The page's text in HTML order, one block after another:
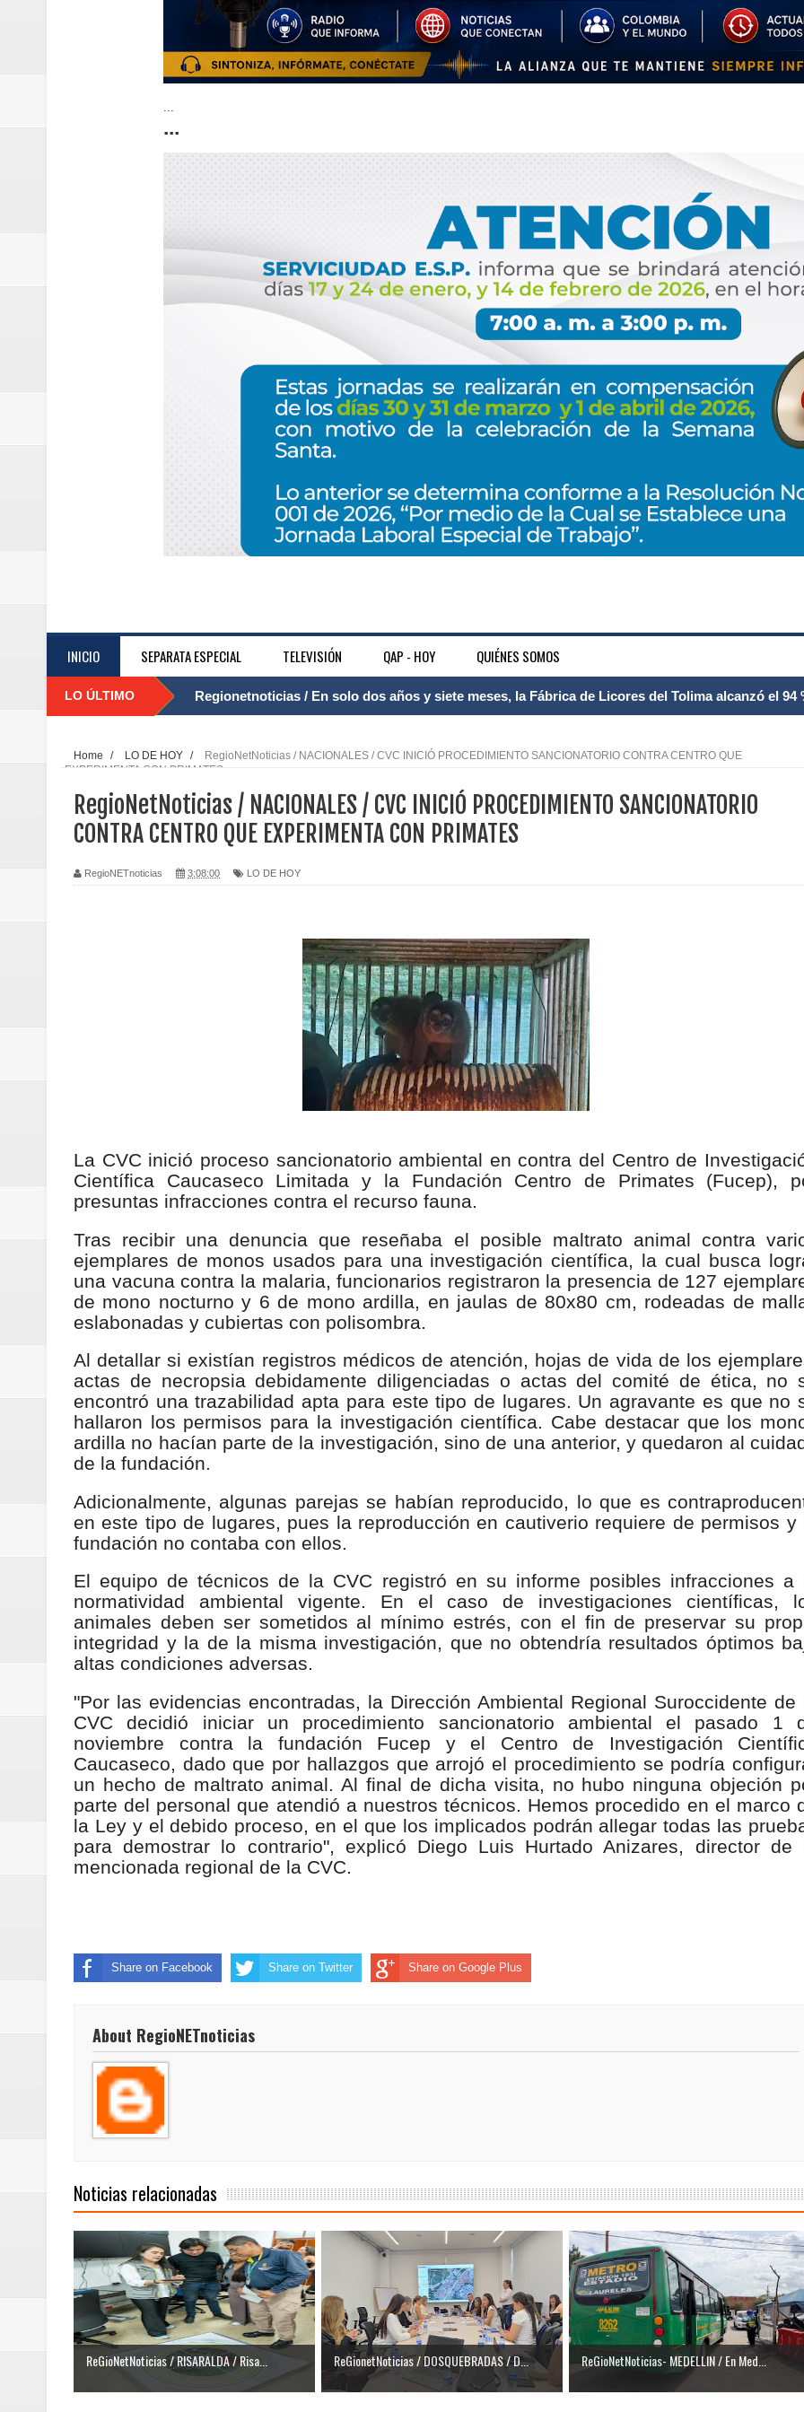
...
...
INICIO SEPARATA ESPECIAL TELEVISIÓN QAP - HOY QUIÉNES SOMOS
LO ÚLTIMO Regionetnoticias / El Aeropuerto Internacional Matecaña fortalece su conectividad con una
Regionetnoticias / Caldas fortalece el Mecanismo Articulador Departamental para el abordaje de
posesión presidencial
Regionetnoticias / La Alcaldía de Pereira continúa renovando espacios comunitarios que llevaban
Regionetnoticias / Agua potable transforma la vida de 68 estudiantes rurales en Filadelfia gracias
Regionetnoticias / Población vulnerable en Tuluá tendrá comedor comunitario gracias al
Vallecaucana
Regionetnoticias / Alcaldía de Cartagena avanza en trabajos contra las inundaciones con
calle San Juan de Dios del Centro Histórico
Regionetnoticias / Estas son las millonarias inversiones del Gobierno Matiz en el municipio de
Regionetnoticias / Gobernación de Caldas hace seguimiento al avance de la construcción de 400
ecoeficientes en Marquetalia
Regionetnoticias / Despliegue de seguridad sin precedentes: El Valle y la nación refuerzan
terrestre para la posesión presidencial
Regionetnoticias / Las ayudas técnicas aportaron dignidad a las personas con discapacidad de
ReGioNetNoticias / RISARALDA / Risaralda fortalece la preparación de sus municipios frente al
ReGionetNoticias / DOSQUEBRADAS / Dosquebradas fortalece la respuesta frente a tres Alertas
acciones que impactan a más de 20.000 personas
ReGioNetNoticias- MEDELLIN / En Medellín fue inmovilizado un bus que estaba siendo lavado
excedió límites de emisión de gases contaminantes
ReGioNetNoticias / Altas temperaturas ponen en máxima alerta al Tolima
ReGionetNoticias / REPORTE ALEXANDER MENDEZ ( MIAMI ) Cali se blinda con amplio
Regionetnoticias / En solo dos años y siete meses, la Fábrica de Licores del Tolima alcanzó el 94
Home / LO DE HOY /
RegioNetNoticias / NACIONALES / CVC INICIÓ PROCEDIMIENTO SANCIONATORIO CONTRA CENTRO QUE
EXPERIMENTA CON PRIMATES
RegioNetNoticias / NACIONALES / CVC INICIÓ PROCEDIMIENTO SANCIONATORIO
CONTRA CENTRO QUE EXPERIMENTA CON PRIMATES
RegioNETnoticias 3:08:00 LO DE HOY
La CVC inició proceso sancionatorio ambiental en contra del Centro de
Científica Caucaseco Limitada y la Fundación Centro de Primates (Fucep),
presuntas infracciones contra el recurso fauna.
Tras recibir una denuncia que reseñaba el posible maltrato animal contra
ejemplares de monos usados para una investigación científica, la cual busca
una vacuna contra la malaria, funcionarios registraron la presencia de 127
de mono nocturno y 6 de mono ardilla, en jaulas de 80x80 cm, rodeadas de
eslabonadas y cubiertas con polisombra.
Al detallar si existían registros médicos de atención, hojas de vida de los
actas de necropsia debidamente diligenciadas o actas del comité de ética, no
encontró una trazabilidad apta para este tipo de lugares. Un agravante es que no
hallaron los permisos para la investigación científica. Cabe destacar que los
ardilla no hacían parte de la investigación, sino de una anterior, y quedaron al
de la fundación.
Adicionalmente, algunas parejas se habían reproducido, lo que es
en este tipo de lugares, pues la reproducción en cautiverio requiere de permisos y
fundación no contaba con ellos.
El equipo de técnicos de la CVC registró en su informe posibles infracciones a
normatividad ambiental vigente. En el caso de investigaciones científicas,
animales deben ser sometidos al mínimo estrés, con el fin de preservar su
integridad y la de la misma investigación, que no obtendría resultados óptimos
altas condiciones adversas.
"Por las evidencias encontradas, la Dirección Ambiental Regional Suroccidente de
CVC decidió iniciar un procedimiento sancionatorio ambiental el pasado 1
noviembre contra la fundación Fucep y el Centro de Investigación
Caucaseco, dado que por hallazgos que arrojó el procedimiento se podría
un hecho de maltrato animal. Al final de dicha visita, no hubo ninguna objeción
parte del personal que atendió a nuestros técnicos. Hemos procedido en el marco
la Ley y el debido proceso, en el que los implicados podrán allegar todas las
para demostrar lo contrario", explicó Diego Luis Hurtado Anizares, director de
mencionada regional de la CVC.
Share on Facebook Share on Twitter Share on Google Plus
About RegioNETnoticias
Noticias relacionadas
ReGioNetNoticias / RISARALDA / Risa... ReGionetNoticias / DOSQUEBRADAS / D... ReGioNetNoticias- MEDELLIN / En Med...